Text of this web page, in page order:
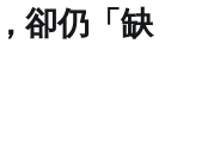
卻仍「缺